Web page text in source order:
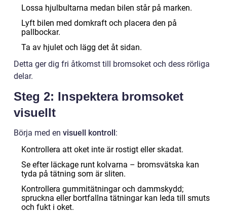
Lossa hjulbultarna medan bilen står på marken.
Lyft bilen med domkraft och placera den på
pallbockar.
Ta av hjulet och lägg det åt sidan.
Detta ger dig fri åtkomst till bromsoket och dess rörliga
delar.
Steg 2: Inspektera bromsoket
visuellt
Börja med en visuell kontroll:
Kontrollera att oket inte är rostigt eller skadat.
Se efter läckage runt kolvarna – bromsvätska kan
tyda på tätning som är sliten.
Kontrollera gummitätningar och dammskydd;
spruckna eller bortfallna tätningar kan leda till smuts
och fukt i oket.